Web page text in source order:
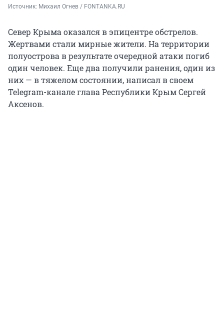
Источник: Михаил Огнев / FONTANKA.RU
Север Крыма оказался в эпицентре обстрелов.
Жертвами стали мирные жители. На территории
полуострова в результате очередной атаки погиб
один человек. Еще два получили ранения, один из
них — в тяжелом состоянии, написал в своем
Telegram-канале глава Республики Крым Сергей
Аксенов.